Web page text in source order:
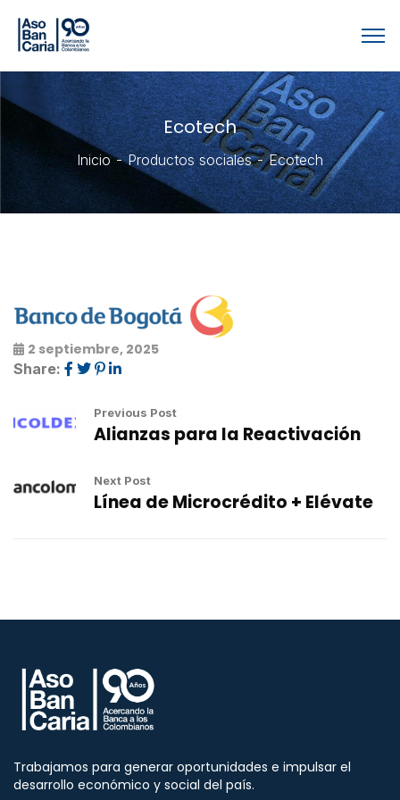
Ecotech
Inicio Productos sociales Ecotech
2 septiembre, 2025
Share:
Previous Post
Alianzas para la Reactivación
Next Post
Línea de Microcrédito + Elévate
Trabajamos para generar oportunidades e impulsar el
desarrollo económico y social del país.